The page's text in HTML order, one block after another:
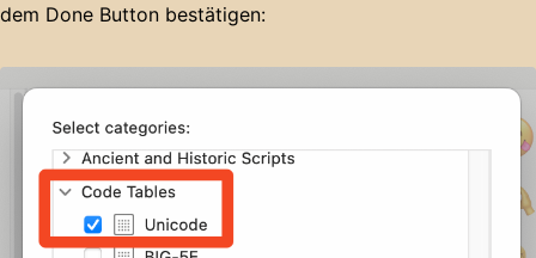
dem Done Button bestätigen: